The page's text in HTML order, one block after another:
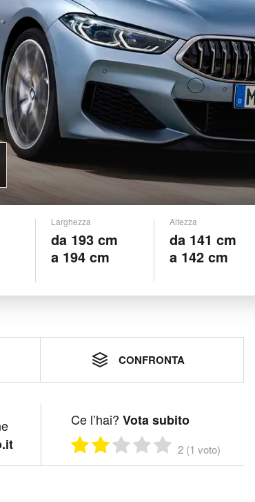
Larghezza
da 193 cm
a 194 cm
Altezza
da 141 cm
a 142 cm
CONFRONTA
Ce l’hai? Vota subito
2 (1 voto)